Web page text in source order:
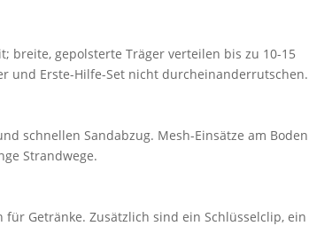
breite, gepolsterte Träger verteilen bis zu 10-15
und Erste-Hilfe-Set nicht durcheinanderrutschen.
schnellen Sandabzug. Mesh-Einsätze am Boden
Strandwege.
Getränke. Zusätzlich sind ein Schlüsselclip, ein